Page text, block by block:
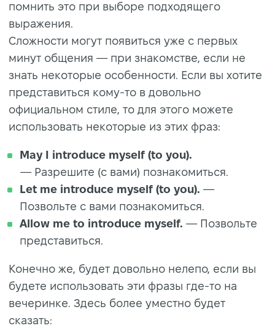
помнить это при выборе подходящего
выражения.
Сложности могут появиться уже с первых
минут общения — при знакомстве, если не
знать некоторые особенности. Если вы хотите
представиться кому-то в довольно
официальном стиле, то для этого можете
использовать некоторые из этих фраз:
May I introduce myself (to you).
— Разрешите (с вами) познакомиться.
Let me introduce myself (to you). —
Позвольте с вами познакомиться.
Allow me to introduce myself. — Позвольте
представиться.
Конечно же, будет довольно нелепо, если вы
будете использовать эти фразы где-то на
вечеринке. Здесь более уместно будет
сказать: